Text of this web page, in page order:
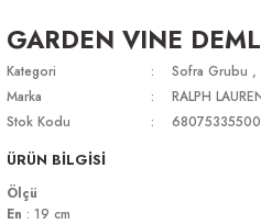
GARDEN VINE
Kategori Sofra Grubu ,
Marka
RALPH
Stok Kodu
ÜRÜN BİLGİSİ
Ölçü
En : 19 cm